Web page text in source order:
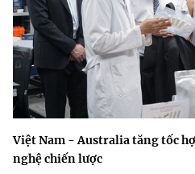
Việt Nam - Australia tăng tốc
nghệ chiến lược